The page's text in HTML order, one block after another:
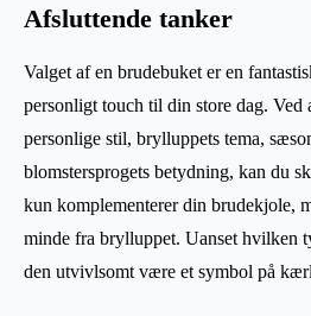
Afsluttende tanker
Valget af en brudebuket er en
personligt touch til din store dag. Ved
personlige stil, brylluppets tema,
blomstersprogets betydning, kan du
kun komplementerer din brudekjole,
minde fra brylluppet. Uanset hvilken
den utvivlsomt være et symbol på